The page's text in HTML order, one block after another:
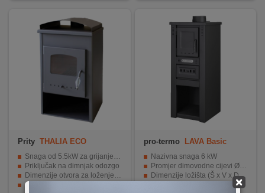
×
Prity THALIA ECO
Snaga od 5.5kW za grijanje do 40m²
Priključak na dimnjak odozgo
Dimenzije otvora za loženje (27 x 30)
Dimenzije ložišta (34 x 36 x 33)
pro-termo LAVA Basic
Nazivna snaga 6 kW
Promjer dimovodne cijevi Ø 120 mm
Dimenzije ložišta (Š x V x D) 240 x 280 x 280 mm
Toplinski kapacitet 20-30 m²